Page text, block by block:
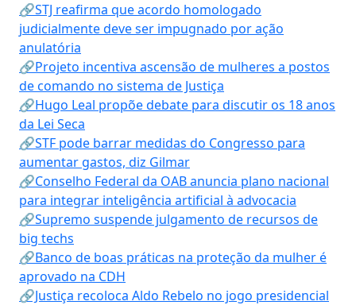
🔗STJ reafirma que acordo homologado
judicialmente deve ser impugnado por ação
anulatória
🔗Projeto incentiva ascensão de mulheres a postos
de comando no sistema de Justiça
🔗Hugo Leal propõe debate para discutir os 18 anos
da Lei Seca
🔗STF pode barrar medidas do Congresso para
aumentar gastos, diz Gilmar
🔗Conselho Federal da OAB anuncia plano nacional
para integrar inteligência artificial à advocacia
🔗Supremo suspende julgamento de recursos de
big techs
🔗Banco de boas práticas na proteção da mulher é
aprovado na CDH
🔗Justiça recoloca Aldo Rebelo no jogo presidencial